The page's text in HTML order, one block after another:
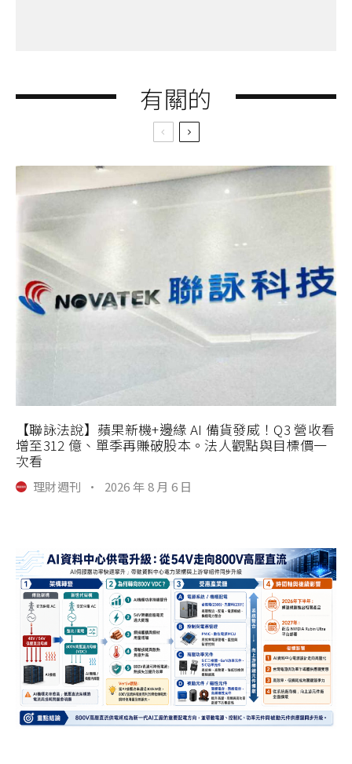
有關的
【聯詠法說】蘋果新機+邊緣 AI 備貨發威！Q3 營收看
增至312 億、單季再賺破股本。法人觀點與目標價一
次看
理財週刊 · 2026 年 8 月 6 日